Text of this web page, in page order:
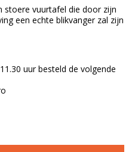
stoere vuurtafel die door zijn
een echte blikvanger zal zijn
uur besteld de volgende